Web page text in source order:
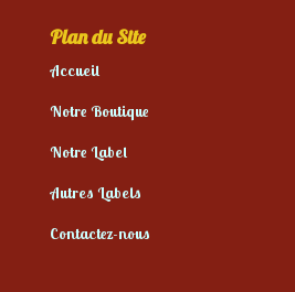
Plan du Site
Accueil
Notre Boutique
Notre Label
Autres Labels
Contactez-nous